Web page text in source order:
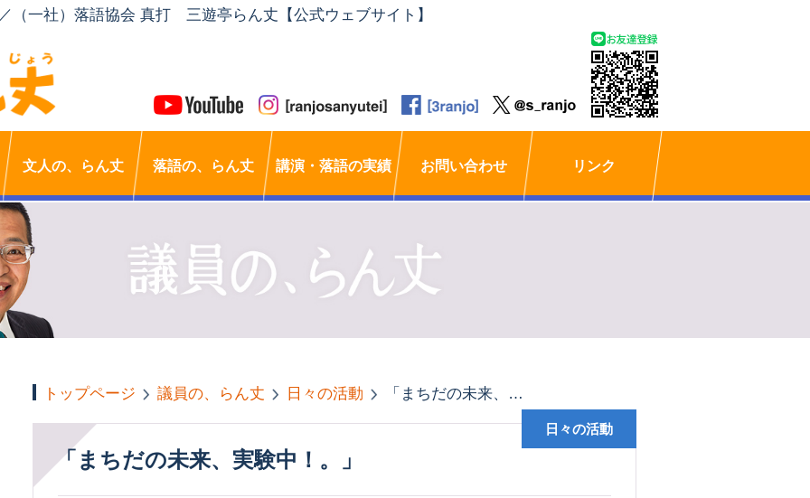
（一社）落語協会 真打 三遊亭らん丈【公式ウェブサイト】
文人の、らん丈 落語の、らん丈 講演・落語の実績 お問い合わせ リンク
トップページ 議員の、らん丈 日々の活動 「まちだの未来、実験中！。」
「まちだの未来、実験中！。」
日々の活動